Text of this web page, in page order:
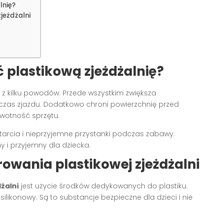
zjeżdżalnię?
kilku powodów. Przede wszystkim zwiększa
zjazdu. Dodatkowo chroni powierzchnię przed
sprzętu.
i nieprzyjemne przystanki podczas zabawy.
i przyjemny dla dziecka.
plastikowej zjeżdżalni
jest użycie środków dedykowanych do plastiku.
Są to substancje bezpieczne dla dzieci i nie